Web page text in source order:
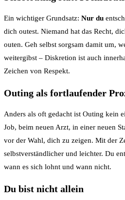
Ein wichtiger Grundsatz: Nur du
dich outest. Niemand hat das Recht,
outen. Geh selbst sorgsam damit um,
weitergibst – Diskretion ist auch
Zeichen von Respekt.
Outing als fortlaufender
Anders als oft gedacht ist Outing kein
Job, beim neuen Arzt, in einer neuen
vor der Wahl, dich zu zeigen. Mit der
selbstverständlicher und leichter. Du
wann es sich lohnt und wann nicht.
Du bist nicht allein